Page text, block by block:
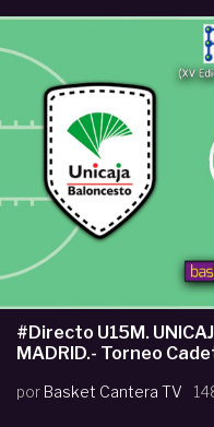
#Directo U15M.
MADRID.- Torneo
por Basket Cantera TV